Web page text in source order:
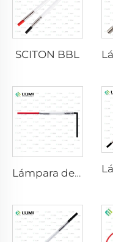
SCITON BBL
Lámpara de xenón IPL P1541 – 9×45×100 mm